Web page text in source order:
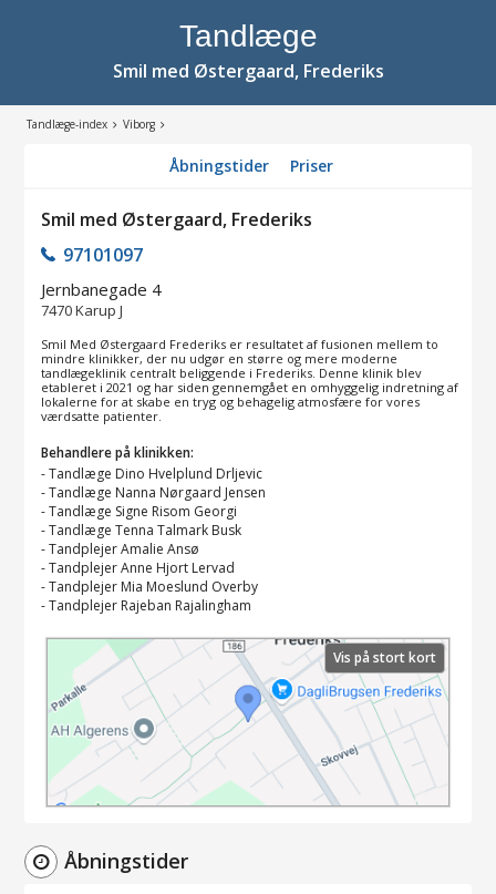
Tandlæge
Smil med Østergaard, Frederiks
Tandlæge-index Viborg
Åbningstider Priser
Smil med Østergaard, Frederiks
97101097
Jernbanegade 4
7470Karup J
Smil Med Østergaard Frederiks er resultatet af fusionen mellem to
mindre klinikker, der nu udgør en større og mere moderne
tandlægeklinik centralt beliggende i Frederiks. Denne klinik blev
etableret i 2021 og har siden gennemgået en omhyggelig indretning af
lokalerne for at skabe en tryg og behagelig atmosfære for vores
værdsatte patienter.
Behandlere på klinikken:
-Tandlæge Dino Hvelplund Drljevic
-Tandlæge Nanna Nørgaard Jensen
-Tandlæge Signe Risom Georgi
-Tandlæge Tenna Talmark Busk
-Tandplejer Amalie Ansø
-Tandplejer Anne Hjort Lervad
-Tandplejer Mia Moeslund Overby
-Tandplejer Rajeban Rajalingham
Vis på stort kort
Åbningstider